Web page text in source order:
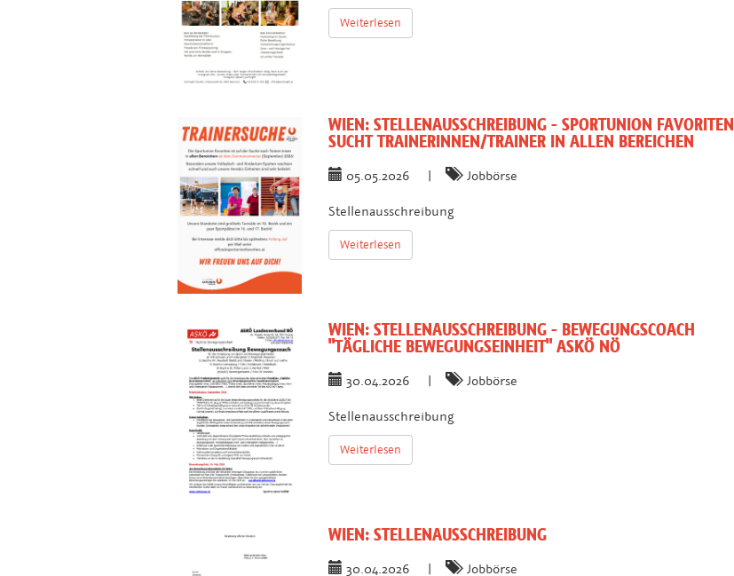
Weiterlesen
WIEN:STELLENAUSSCHREIBUNG - SPORTUNION FAVORITEN
SUCHT TRAINERINNEN/TRAINER IN ALLEN BEREICHEN
05.05.2026 | Jobbörse
Stellenausschreibung
Weiterlesen
WIEN:STELLENAUSSCHREIBUNG - BEWEGUNGSCOACH
"TÄGLICHE BEWEGUNGSEINHEIT" ASKÖ NÖ
30.04.2026 | Jobbörse
Stellenausschreibung
Weiterlesen
WIEN:STELLENAUSSCHREIBUNG
30.04.2026 | Jobbörse